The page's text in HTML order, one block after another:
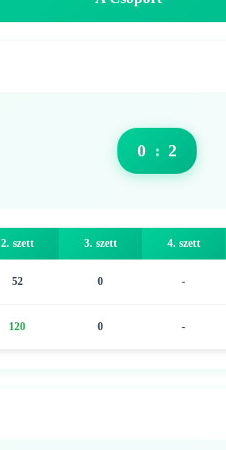
0 : 2
2. szett 3. szett 4. szett
52 0 -
120 0 -